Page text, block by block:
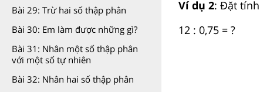
Bài 29: Trừ hai số thập phân
Bài 30: Em làm được những gì?
Bài 31: Nhân một số thập phân
với một số tự nhiên
Bài 32: Nhân hai số thập phân
Ví dụ 2: Đặt
12 : 0,75 = ?